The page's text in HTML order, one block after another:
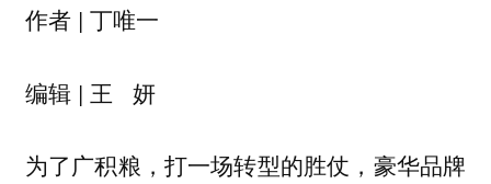
作者| 丁唯一
编辑| 王 妍
为了广积粮，打一场转型的胜仗，豪华品牌